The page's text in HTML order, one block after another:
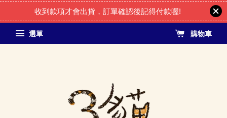
收到款項才會出貨，訂單確認後記得付款喔!
選單 購物車